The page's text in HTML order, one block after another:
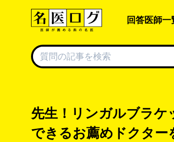
回答医師一
先生！リンガルブラケ
できるお薦めドクター